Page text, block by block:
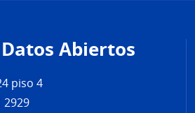
Abiertos
piso 4
2929